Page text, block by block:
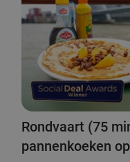
Rondvaart (75
pannenkoeken